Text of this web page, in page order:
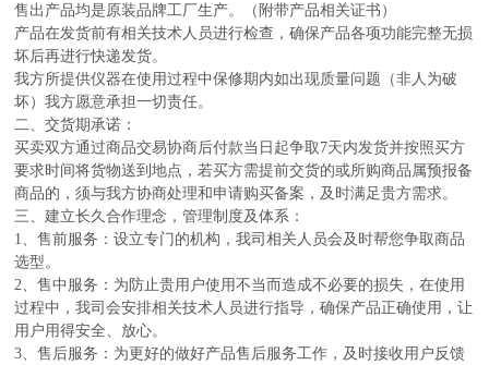
售出产品均是原装品牌工厂生产。（附带产品相关证书）
产品在发货前有相关技术人员进行检查，确保产品各项功能完整无损
坏后再进行快递发货。
我方所提供仪器在使用过程中保修期内如出现质量问题（非人为破
坏）我方愿意承担一切责任。
二、交货期承诺：
买卖双方通过商品交易协商后付款当日起争取7天内发货并按照买方
要求时间将货物送到地点，若买方需提前交货的或所购商品属预报备
商品的，须与我方协商处理和申请购买备案，及时满足贵方需求。
三、建立长久合作理念，管理制度及体系：
1、售前服务：设立专门的机构，我司相关人员会及时帮您争取商品
选型。
2、售中服务：为防止贵用户使用不当而造成不必要的损失，在使用
过程中，我司会安排相关技术人员进行指导，确保产品正确使用，让
用户用得安全、放心。
3、售后服务：为更好的做好产品售后服务工作，及时接收用户反馈